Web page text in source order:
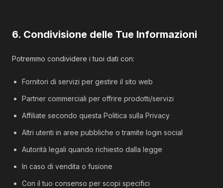
6. Condivisione delle Tue Informazioni
Potremmo condividere i tuoi dati con:
Fornitori di servizi per gestire il sito web
Partner commerciali per offrire prodotti/servizi
Affiliate secondo questa Politica sulla Privacy
Altri utenti in aree pubbliche o tramite login social
Autorità legali quando richiesto dalla legge
In caso di vendita o fusione
Con il tuo consenso per scopi specifici